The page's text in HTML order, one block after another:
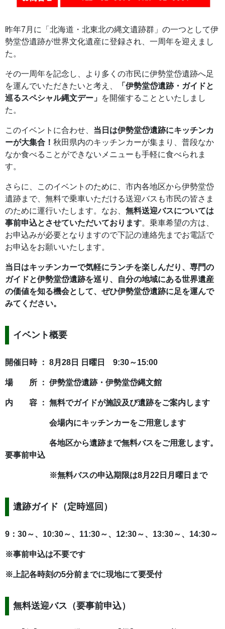
昨年7月に「北海道・北東北の縄文遺跡群」の一つとして伊
勢堂岱遺跡が世界文化遺産に登録され、一周年を迎えまし
た。
その一周年を記念し、より多くの市民に伊勢堂岱遺跡へ足
を運んでいただきたいと考え、
「伊勢堂岱遺跡・ガイドと
巡るスペシャル縄文デー」 を開催することといたしまし
た。
このイベントに合わせ、 当日は伊勢堂岱遺跡にキッチンカ
ーが大集合！ 秋田県内のキッチンカーが集まり、普段なか
なか食べることができないメニューも手軽に食べられま
す。
さらに、このイベントのために、市内各地区から伊勢堂岱
遺跡まで、無料で乗車いただける送迎バスも市民の皆さま
のために運行いたします。なお、 無料送迎バスについては
事前申込とさせていただいております。乗車希望の方は、
お申込みが必要となりますので下記の連絡先までお電話で
お申込をお願いいたします。
当日はキッチンカーで気軽にランチを楽しんだり、専門の
ガイドと伊勢堂岱遺跡を巡り、自分の地域にある世界遺産
の価値を知る機会として、ぜひ伊勢堂岱遺跡に足を運んで
みてください。
イベント概要
開催日時 ： 8月28日 日曜日 9:30～15:00
場 所 ： 伊勢堂岱遺跡・伊勢堂岱縄文館
内 容 ： 無料でガイドが施設及び遺跡をご案内します
会場内にキッチンカーをご用意します
各地区から遺跡まで無料バスをご用意します。
要事前申込
※無料バスの申込期限は8月22日月曜日まで
遺跡ガイド（定時巡回）
9：30～、10:30～、11:30～、12:30～、13:30～、14:30～
※事前申込は不要です
※上記各時刻の5分前までに現地にて要受付
無料送迎バス（要事前申込）